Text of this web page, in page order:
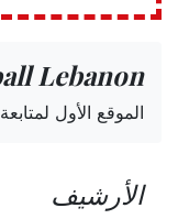
Lebanon
الموقع الأول
الأرشيف